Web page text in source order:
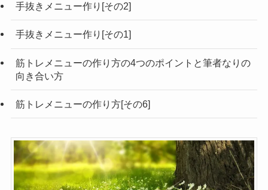
手抜きメニュー作り[その2]
手抜きメニュー作り[その1]
筋トレメニューの作り方の4つのポイントと筆者なりの
向き合い方
筋トレメニューの作り方[その6]